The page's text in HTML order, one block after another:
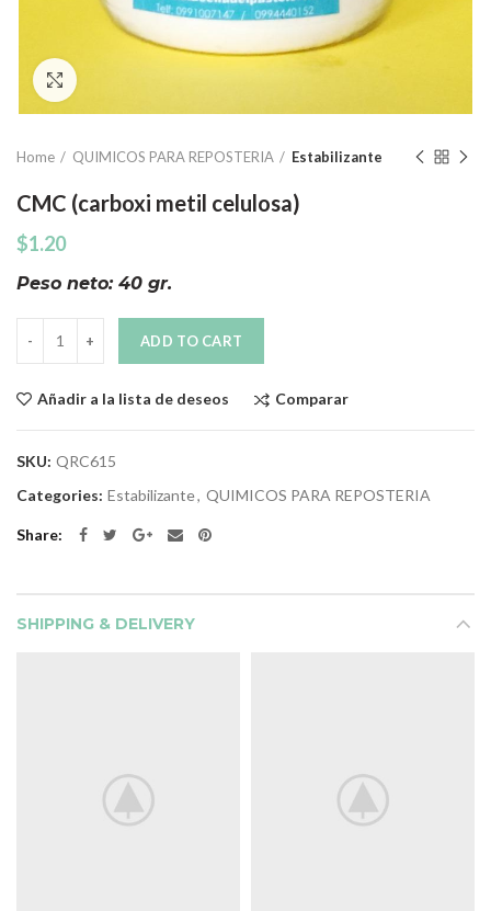
Home QUIMICOS PARA REPOSTERIA Estabilizante
CMC (carboxi metil celulosa)
$1.20
Peso neto: 40 gr.
ADD TO CART
Añadir a la lista de deseos Comparar
SKU: QRC615
Categories: Estabilizante, QUIMICOS PARA REPOSTERIA
Share
SHIPPING & DELIVERY